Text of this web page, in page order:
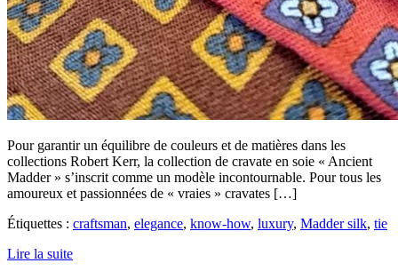
Pour garantir un équilibre de couleurs et de matières dans les
collections Robert Kerr, la collection de cravate en soie « Ancient
Madder » s’inscrit comme un modèle incontournable. Pour tous les
amoureux et passionnées de « vraies » cravates […]
Étiquettes : craftsman, elegance, know-how, luxury, Madder silk, tie
Lire la suite